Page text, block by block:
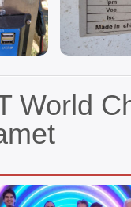
World